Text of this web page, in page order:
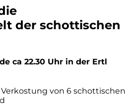
der schottischen
ca 22.30 Uhr in der Ertl
von 6 schottischen